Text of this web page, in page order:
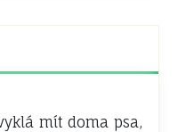
mít doma psa,